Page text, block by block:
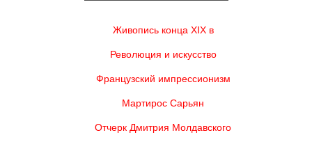
Живопись конца XIX в
Революция и искусство
Французский импрессионизм
Мартирос Сарьян
Отчерк Дмитрия Молдавского